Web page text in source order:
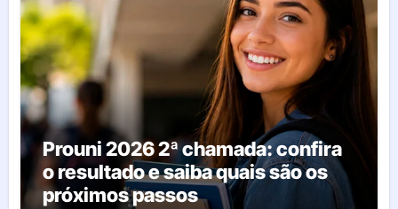
Prouni 2026 2ª chamada: confira
o resultado e saiba quais são os
próximos passos